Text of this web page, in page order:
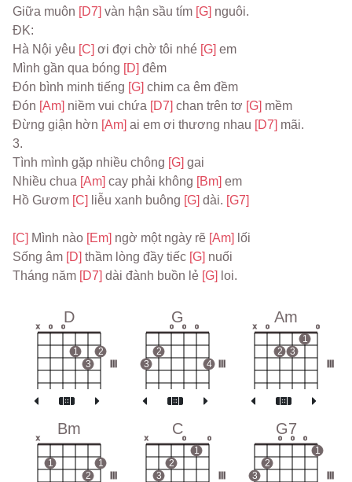
Giữa muôn [D7] vàn hận sầu tím [G] nguôi.
ĐK:
Hà Nội yêu [C] ơi đợi chờ tôi nhé [G] em
Mình gần qua bóng [D] đêm
Đón bình minh tiếng [G] chim ca êm đềm
Đón [Am] niềm vui chứa [D7] chan trên tơ [G] mềm
Đừng giận hờn [Am] ai em ơi thương nhau [D7] mãi.
3.
Tình mình gặp nhiều chông [G] gai
Nhiều chua [Am] cay phải không [Bm] em
Hồ Gươm [C] liễu xanh buông [G] dài. [G7]
[C] Mình nào [Em] ngờ một ngày rẽ [Am] lối
Sống âm [D] thầm lòng đầy tiếc [G] nuối
Tháng năm [D7] dài đành buồn lẻ [G] loi.
D
x o o
1
3
2
G
3
2
o o o
4
Am
x o
2 3
1
o
Bm
x
1
2
1
C
x
3
2
o
1
o
G7
3
2
o o o
1